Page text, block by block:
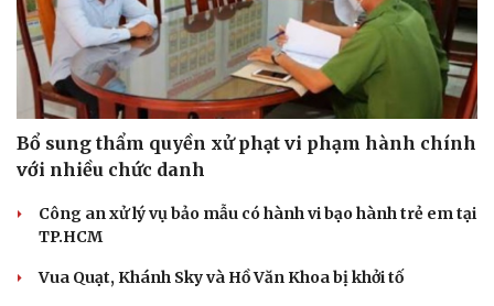
Bổ sung thẩm quyền xử phạt vi phạm hành chính
với nhiều chức danh
Công an xử lý vụ bảo mẫu có hành vi bạo hành trẻ em tại
TP.HCM
Vua Quạt, Khánh Sky và Hồ Văn Khoa bị khởi tố